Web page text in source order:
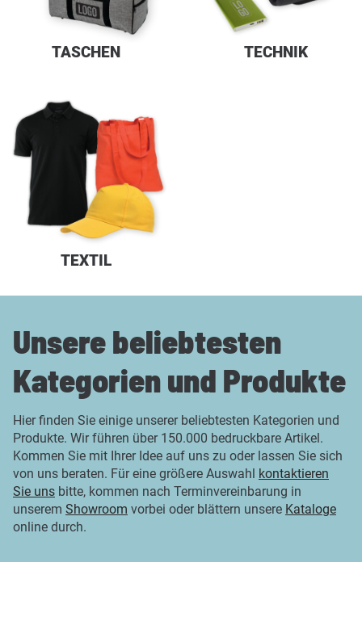
TASCHEN TECHNIK
TEXTIL
Unsere beliebtesten
Kategorien und Produkte
Hier finden Sie einige unserer beliebtesten Kategorien und
Produkte. Wir führen über 150.000 bedruckbare Artikel.
Kommen Sie mit Ihrer Idee auf uns zu oder lassen Sie sich
von uns beraten. Für eine größere Auswahl kontaktieren
Sie uns bitte, kommen nach Terminvereinbarung in
unserem Showroom vorbei oder blättern unsere Kataloge
online durch.